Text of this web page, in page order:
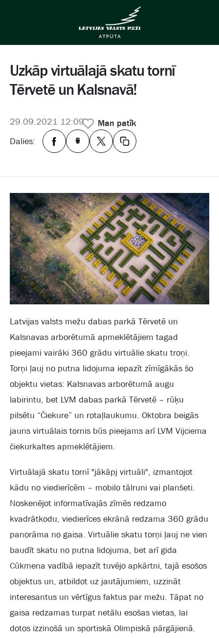
Uzkāp virtuālajā skatu tornī
Tērvetē un Kalsnavā!
29.09.2021 12:09
Man patīk
Dalies:
Latvijas valsts mežu dabas parkā Tērvetē un
Kalsnavas arborētumā apmeklētājiem tagad
pieejami vairāki 360 grādu virtuālie skatu troņi.
Torņi ļauj no putna lidojuma iepazīt zīmīgākās šo
objektu vietas: Kalsnavas arborētumā augu
labirintu, bet LVM dabas parkā Tērvetē – rūķu
pilsētu “Čiekure” un rotaļlaukumu. Oktobra beigās
jauns virtuālais tornis būs pieejams arī LVM Vijciema
čiekurkaltes apmeklētājiem.
Virtuālajā skatu tornī "jākāpj virtuāli", izmantojot
kādu no viedierīcēm – mobilo tālruni vai planšeti.
Noskenējot informatīvajās zīmēs redzamo
kvadrātkodu, viedierīces ekrānā redzama 360 grādu
panorāma no gaisa. Virtuālie skatu torņi ļauj ne vien
baudīt skatu no putna lidojuma, bet arī gida
Cūkmena vadībā iepazīt tuvējo apkārtni, tajā esošos
objektus un, atbildot uz jautājumiem, uzzināt
interesantus un vērtīgus faktus par mežu. Tāpat no
gaisa redzamas turpat netālu esošas vietas, lai
dotos izzinošā un sportiskā Olimpiskā pārgājienā.